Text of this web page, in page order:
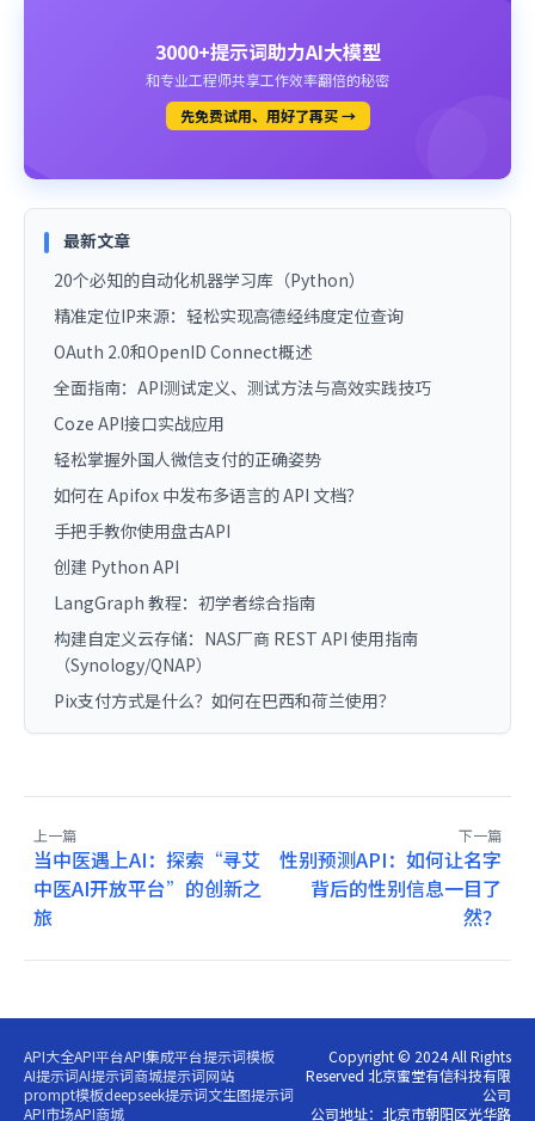
3000+提示词助力AI大模型
和专业工程师共享工作效率翻倍的秘密
先免费试用、用好了再买 →
最新文章
20个必知的自动化机器学习库（Python）
精准定位IP来源：轻松实现高德经纬度定位查询
OAuth 2.0和OpenID Connect概述
全面指南：API测试定义、测试方法与高效实践技巧
Coze API接口实战应用
轻松掌握外国人微信支付的正确姿势
如何在 Apifox 中发布多语言的 API 文档？
手把手教你使用盘古API
创建 Python API
LangGraph 教程：初学者综合指南
构建自定义云存储：NAS厂商 REST API 使用指南
（Synology/QNAP）
Pix支付方式是什么？如何在巴西和荷兰使用？
上一篇
当中医遇上AI：探索“寻艾
中医AI开放平台”的创新之
旅
下一篇
性别预测API：如何让名字
背后的性别信息一目了
然？
API大全API平台API集成平台提示词模板
AI提示词AI提示词商城提示词网站
prompt模板deepseek提示词文生图提示词
API市场API商城
Copyright © 2024 All Rights
Reserved 北京蜜堂有信科技有限
公司
公司地址：北京市朝阳区光华路